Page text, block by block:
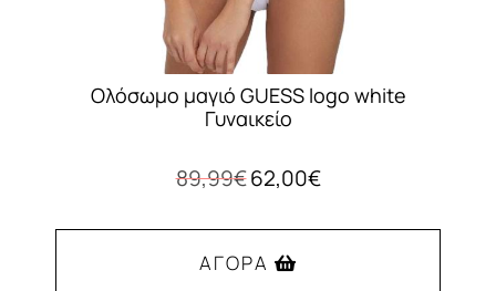
Ολόσωμο μαγιό GUESS logo white
Γυναικείο
89,99€ Original
was:
89,99€.
62,00€Η
τιμή
ΑΓΟΡΆ